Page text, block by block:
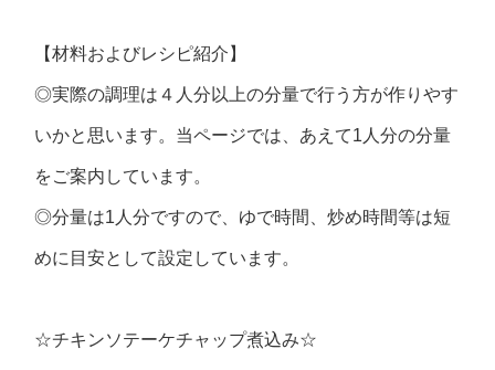
【材料およびレシピ紹介】
◎実際の調理は４人分以上の分量で行う方が作りやす
いかと思います。当ページでは、あえて1人分の分量
をご案内しています。
◎分量は1人分ですので、ゆで時間、炒め時間等は短
めに目安として設定しています。
☆チキンソテーケチャップ煮込み☆